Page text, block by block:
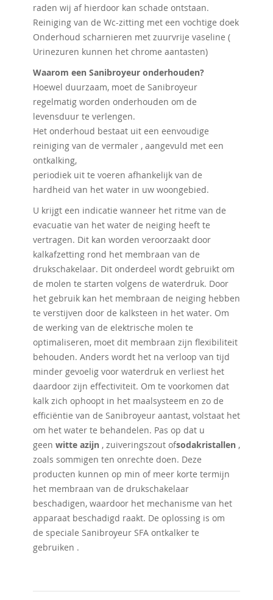
raden wij af hierdoor kan schade ontstaan.
Reiniging van de Wc-zitting met een vochtige doek
Onderhoud scharnieren met zuurvrije vaseline (
Urinezuren kunnen het chrome aantasten)
Waarom een ​​Sanibroyeur onderhouden?
Hoewel duurzaam, moet de Sanibroyeur
regelmatig worden onderhouden om de
levensduur te verlengen.
Het onderhoud bestaat uit een eenvoudige
reiniging van de vermaler , aangevuld met een
ontkalking,
periodiek uit te voeren afhankelijk van de
hardheid van het water in uw woongebied.
U krijgt een indicatie wanneer het ritme van de
evacuatie van het water de neiging heeft te
vertragen. Dit kan worden veroorzaakt door
kalkafzetting rond het membraan van de
drukschakelaar. Dit onderdeel wordt gebruikt om
de molen te starten volgens de waterdruk. Door
het gebruik kan het membraan de neiging hebben
te verstijven door de kalksteen in het water. Om
de werking van de elektrische molen te
optimaliseren, moet dit membraan zijn flexibiliteit
behouden. Anders wordt het na verloop van tijd
minder gevoelig voor waterdruk en verliest het
daardoor zijn effectiviteit. Om te voorkomen dat
kalk zich ophoopt in het maalsysteem en zo de
efficiëntie van de Sanibroyeur aantast, volstaat het
om het water te behandelen. Pas op dat u
geen witte azijn , zuiveringszout ofsodakristallen ,
zoals sommigen ten onrechte doen. Deze
producten kunnen op min of meer korte termijn
het membraan van de drukschakelaar
beschadigen, waardoor het mechanisme van het
apparaat beschadigd raakt. De oplossing is om
de speciale Sanibroyeur SFA ontkalker te
gebruiken .